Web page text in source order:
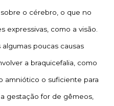
o cérebro, o que no
expressivas, como a visão.
poucas causas
a braquicefalia, como
amniótico o suficiente para
gestação for de gêmeos,